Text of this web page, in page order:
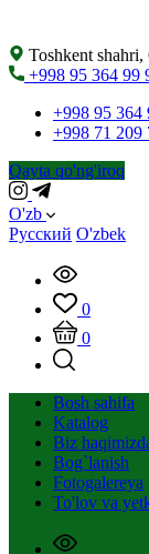
Toshkent
+998 95 364 99
+998 95 364
+998 71 209
Qayta qo'ng'iroq
O'zb
Русский O'zbek
0
0
Bosh sahifa
Katalog
Biz
Bog`lanish
Fotogalereya
To'lov va